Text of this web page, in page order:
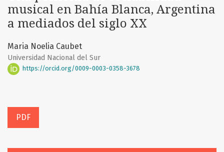
musical en Bahía Blanca, Argentina
a mediados del siglo XX
Maria Noelia Caubet
Universidad Nacional del Sur
https://orcid.org/0009-0003-0358-3678
PDF